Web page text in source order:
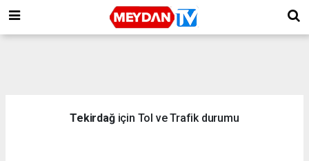
Tekirdağ için Tol ve Trafik durumu